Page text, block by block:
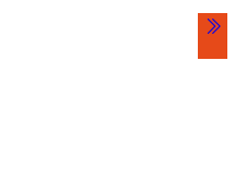
送五